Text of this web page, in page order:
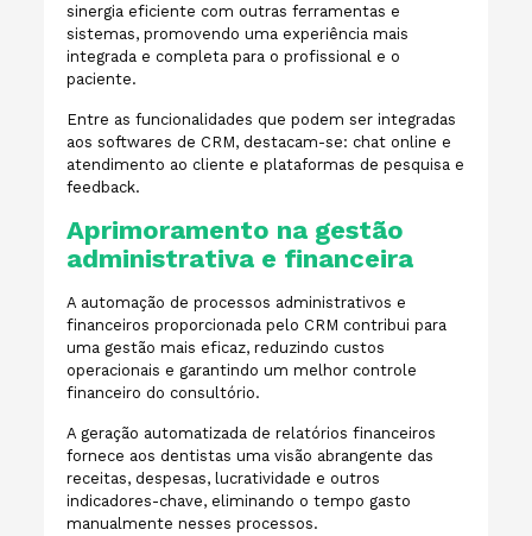
sinergia eficiente com outras ferramentas e
sistemas, promovendo uma experiência mais
integrada e completa para o profissional e o
paciente.
Entre as funcionalidades que podem ser integradas
aos softwares de CRM, destacam-se: chat online e
atendimento ao cliente e plataformas de pesquisa e
feedback.
Aprimoramento na gestão
administrativa e financeira
A automação de processos administrativos e
financeiros proporcionada pelo CRM contribui para
uma gestão mais eficaz, reduzindo custos
operacionais e garantindo um melhor controle
financeiro do consultório.
A geração automatizada de relatórios financeiros
fornece aos dentistas uma visão abrangente das
receitas, despesas, lucratividade e outros
indicadores-chave, eliminando o tempo gasto
manualmente nesses processos.